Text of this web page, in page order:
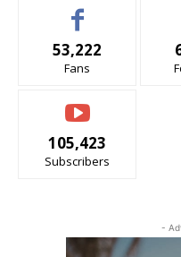
53,222
Fans
105,423
Subscribers
-